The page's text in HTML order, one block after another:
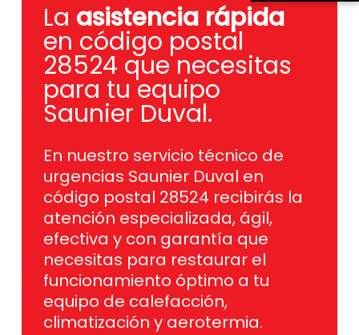
La asistencia rápida
en código postal
28524 que necesitas
para tu equipo
Saunier Duval.
En nuestro servicio técnico de
urgencias Saunier Duval en
código postal 28524 recibirás la
atención especializada, ágil,
efectiva y con garantía que
necesitas para restaurar el
funcionamiento óptimo a tu
equipo de calefacción,
climatización y aerotermia.